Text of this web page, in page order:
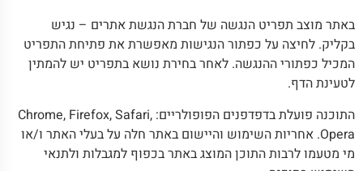
באתר מוצב תפריט הנגשה של חברתהנגשת אתרים– נגיש
בקליק. לחיצה על כפתור הנגישות מאפשרת את פתיחת התפריט
המכיל כפתורי ההנגשה. לאחר בחירת נושא בתפריט יש להמתין
לטעינת הדף.
התוכנה פועלת בדפדפנים הפופולריים: Chrome, Firefox, Safari,
Opera. אחריות השימוש והיישום באתר חלה על בעלי האתר ו/או
מי מטעמו לרבות התוכן המוצג באתר בכפוף למגבלותולתנאי